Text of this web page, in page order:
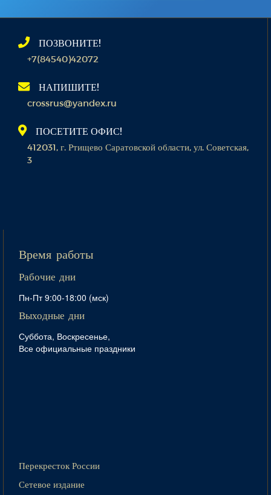
ПОЗВОНИТЕ!
+7(84540)42072
НАПИШИТЕ!
crossrus@yandex.ru
ПОСЕТИТЕ ОФИС!
412031, г. Ртищево Саратовской области, ул. Советская,
3
Время работы
Рабочие дни
Пн-Пт 9:00-18:00 (мск)
Выходные дни
Суббота, Воскресенье,
Все официальные праздники
Перекресток России
Сетевое издание